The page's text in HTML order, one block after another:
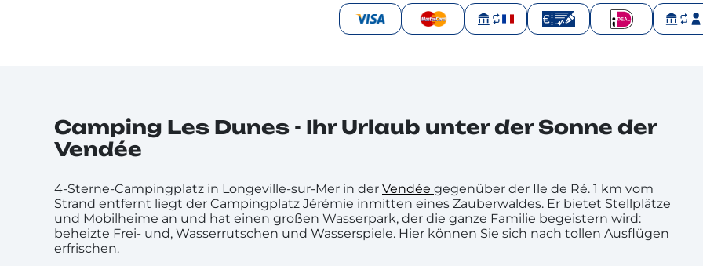
Camping Les Dunes - Ihr Urlaub unter der Sonne der
Vendée
4-Sterne-Campingplatz in Longeville-sur-Mer in der Vendée gegenüber der Ile de Ré. 1 km vom
Strand entfernt liegt der Campingplatz Jérémie inmitten eines Zauberwaldes. Er bietet Stellplätze
und Mobilheime an und hat einen großen Wasserpark, der die ganze Familie begeistern wird:
beheizte Frei- und, Wasserrutschen und Wasserspiele. Hier können Sie sich nach tollen Ausflügen
erfrischen.